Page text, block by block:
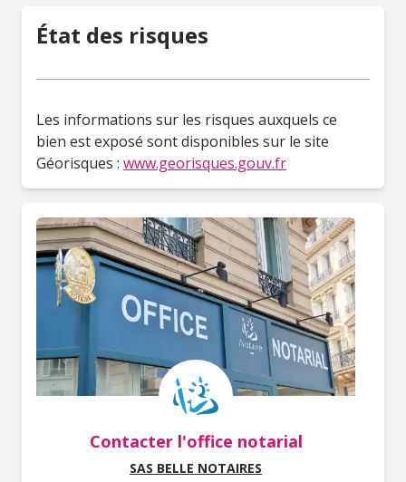
État des risques
Les informations sur les risques auxquels ce
bien est exposé sont disponibles sur le site
Géorisques : www.georisques.gouv.fr
Contacter l'office notarial
SAS BELLE NOTAIRES